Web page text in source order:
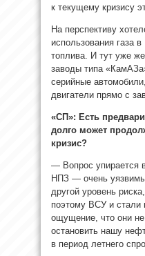
к текущему кризису
На перспективу
использования газа
топлива. И тут уже
заводы типа
серийные
двигатели прямо с
«СП»: Есть
долго может
кризис?
— Вопрос упирается
НПЗ — очень
другой уровень
поэтому ВСУ и стали
ощущение, что они
остановить нашу
в период летнего